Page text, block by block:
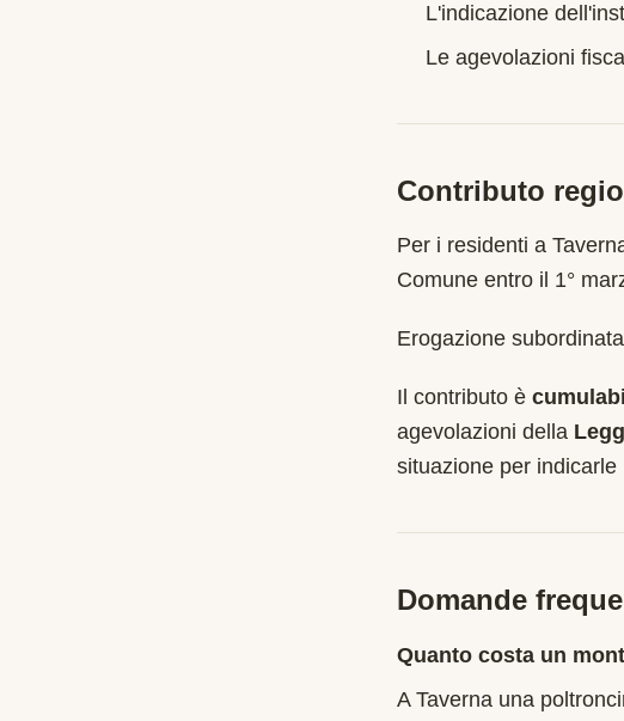
L'indicazione
Le agevolazioni
Contributo
Per i residenti a
Comune entro il 1°
Erogazione
Il contributo è
agevolazioni della
situazione per
Domande
Quanto costa un
A Taverna una